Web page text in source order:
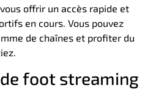
offrir un accès rapide et
en cours. Vous pouvez
de chaînes et profiter du
foot streaming